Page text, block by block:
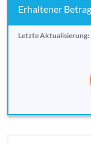
Letzte Aktualisierung: